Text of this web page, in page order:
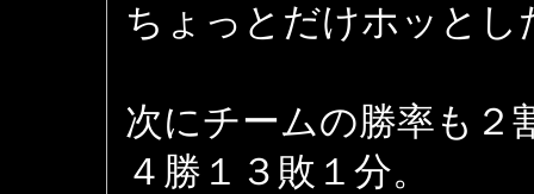
ちょっとだけホッとし
次にチームの勝率も２
４勝１３敗１分。